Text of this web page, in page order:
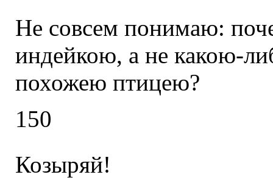
Не совсем понимаю:
индейкою, а не какою-
похожею птицею?
150
Козыряй!